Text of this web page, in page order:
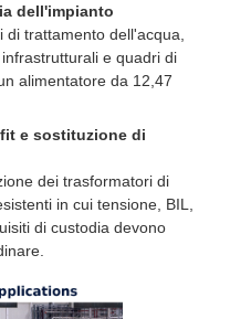
dell'impianto
di trattamento dell'acqua,
e quadri di
alimentatore da 12,47
e sostituzione di
dei trasformatori di
in cui tensione, BIL,
di custodia devono